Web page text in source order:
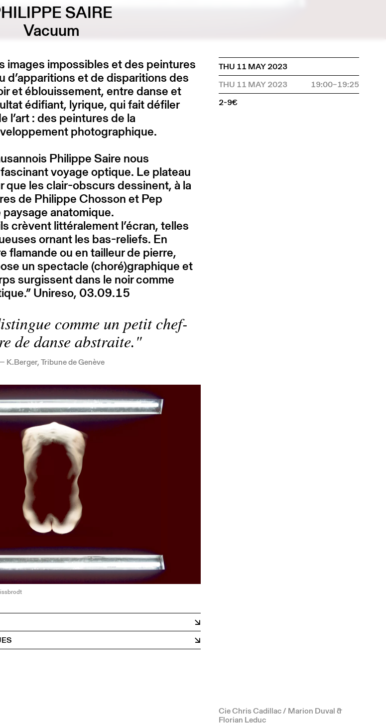
SAIRE
Vacuum
images impossibles et des peintures
d’apparitions et de disparitions des
et éblouissement, entre danse et
édifiant, lyrique, qui fait défiler
l’art : des peintures de la
photographique.
Philippe Saire nous
voyage optique. Le plateau
que les clair-obscurs dessinent, à la
de Philippe Chosson et Pep
anatomique.
crèvent littéralement l’écran, telles
ornant les bas-reliefs. En
flamande ou en tailleur de pierre,
un spectacle (choré)graphique et
surgissent dans le noir comme
Unireso, 03.09.15
comme un petit chef-
de danse abstraite.
K.Berger, Tribune de Genève
THU 11 MAY 2023
THU 11 MAY 2023
19:00–19:25
2-9€
Cie Chris Cadillac / Marion Duval &
Florian Leduc